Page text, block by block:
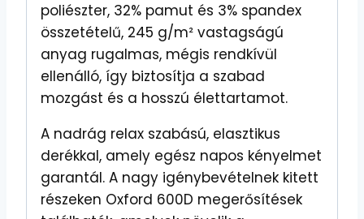
poliészter, 32% pamut és 3% spandex
összetételű, 245 g/m² vastagságú
anyag rugalmas, mégis rendkívül
ellenálló, így biztosítja a szabad
mozgást és a hosszú élettartamot.
A nadrág relax szabású, elasztikus
derékkal, amely egész napos kényelmet
garantál. A nagy igénybevételnek kitett
részeken Oxford 600D megerősítések